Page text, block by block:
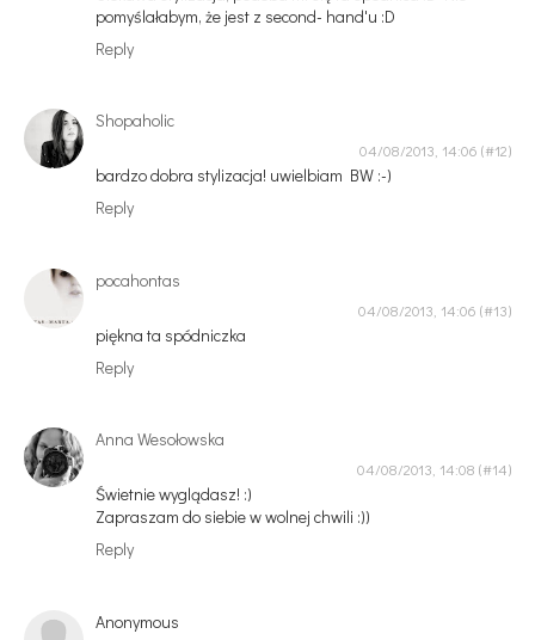
pomyślałabym, że jest z second- hand'u :D
Reply
Shopaholic
04/08/2013, 14:06
bardzo dobra stylizacja! uwielbiam BW :-)
Reply
pocahontas
04/08/2013, 14:06
piękna ta spódniczka
Reply
Anna Wesołowska
04/08/2013, 14:08
Świetnie wyglądasz! :)
Zapraszam do siebie w wolnej chwili :))
Reply
Anonymous